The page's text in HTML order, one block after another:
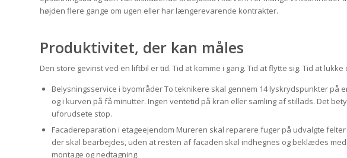
højden flere gange om ugen eller har længerevarende kontrakter.
Produktivitet, der kan måles
Den store gevinst ved en liftbil er tid. Tid at komme i gang. Tid at flytte sig. Tid at
Belysningsservice i byområder To teknikere skal gennem 14 lyskrydspunkter på
og i kurven på få minutter. Ingen ventetid på kran eller samling af stillads. Det
uforudsete stop.
Facadereparation i etageejendom Mureren skal reparere fuger på udvalgte
der skal bearbejdes, uden at resten af facaden skal indhegnes og beklædes
montage og nedtagning.